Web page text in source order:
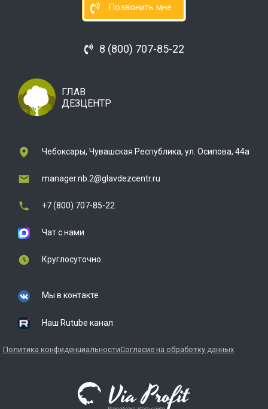
Позвонить мне
8 (800) 707-85-22
ГЛАВ
ДЕЗЦЕНТР
Чебоксары, Чувашская Республика, ул. Осипова, 44а
manager.nb.2@glavdezcentr.ru
+7 (800) 707-85-22
Чат с нами
Круглосуточно
Мы в контакте
Наш Rutube канал
Политика конфиденциальностиСогласие на обработку данных